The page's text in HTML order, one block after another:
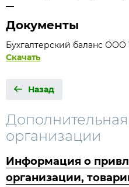
—
Документы
Бухгалтерский баланс ООО
Скачать
Назад
организации
Информация о
организации,